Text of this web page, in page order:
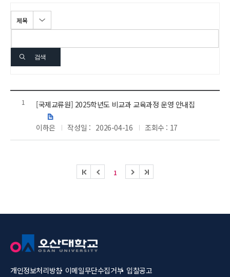
검색
1 [국제교류원] 2025학년도 비교과 교육과정 운영 안내집
이하은 작성일 : 2026-04-16 조회수 : 17
처
이
1
다
마
개인정보처리방침 이메일무단수집거부 입찰공고